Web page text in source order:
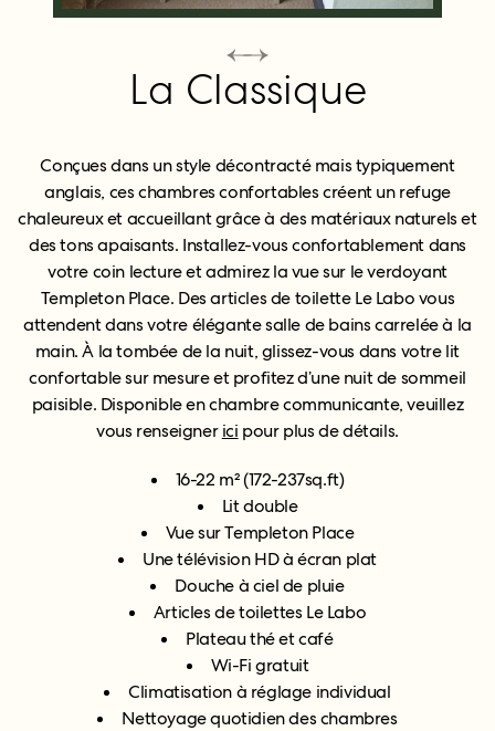
La Classique
Conçues dans un style décontracté mais typiquement
anglais, ces chambres confortables créent un refuge
chaleureux et accueillant grâce à des matériaux naturels et
des tons apaisants. Installez-vous confortablement dans
votre coin lecture et admirez la vue sur le verdoyant
Templeton Place. Des articles de toilette Le Labo vous
attendent dans votre élégante salle de bains carrelée à la
main. À la tombée de la nuit, glissez-vous dans votre lit
confortable sur mesure et profitez d’une nuit de sommeil
paisible. Disponible en chambre communicante, veuillez
vous renseignerici pour plus de détails.
16-22 m² (172-237sq.ft)
Lit double
Vue sur Templeton Place
Une télévision HD à écran plat
Douche à ciel de pluie
Articles de toilettes Le Labo
Plateau thé et café
Wi-Fi gratuit
Climatisation à réglage individual
Nettoyage quotidien des chambres